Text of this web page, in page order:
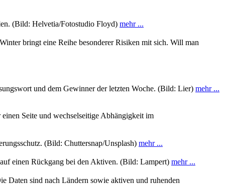
(Bild: Helvetia/Fotostudio Floyd) mehr ...
bringt eine Reihe besonderer Risiken mit sich. Will man
und dem Gewinner der letzten Woche. (Bild: Lier) mehr ...
Seite und wechselseitige Abhängigkeit im
(Bild: Chuttersnap/Unsplash) mehr ...
einen Rückgang bei den Aktiven. (Bild: Lampert) mehr ...
Daten sind nach Ländern sowie aktiven und ruhenden